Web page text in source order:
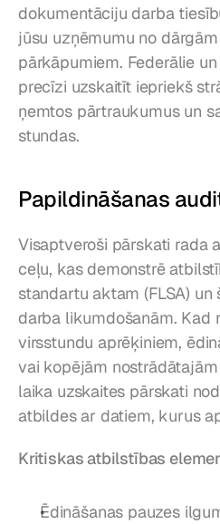
dokumentāciju darba
jūsu uzņēmumu no
pārkāpumiem. Federālie
precīzi uzskaitīt iepriekš
ņemtos pārtraukumus un
stundas.
Papildināšanas
Visaptveroši pārskati rada
ceļu, kas demonstrē
standartu aktam (FLSA)
darba likumdošanām. Kad
virsstundu aprēķiniem,
vai kopējām
laika uzskaites pārskati
atbildes ar datiem, kurus
Kritiskas atbilstības
Ēdināšanas pauzes